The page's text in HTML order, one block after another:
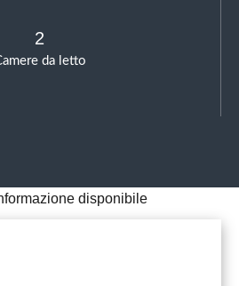
da letto
2
disponibile